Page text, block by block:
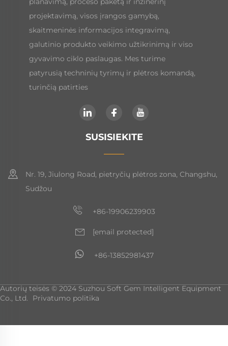
projektavimą, visos įrangos gamybą,
skaitmeninės informacijos integravimą,
galutinio produkto veikimo užtikrinimą ir viso
gyvavimo ciklo paslaugas. Mes turime
patyrusią techninių tyrimų ir plėtros komandą,
turinčią patirties
SUSISIEKITE
Nr. 19, Jiulong Road, pietryčių plėtros zona, Changshu,
Sudžou
+86-19906239903
[email protected]
+86-13852981437
Autorių teisės © 2024 Suzhou Soft Gem Intelligent Equipment
Co., Ltd.
Privatumo politika